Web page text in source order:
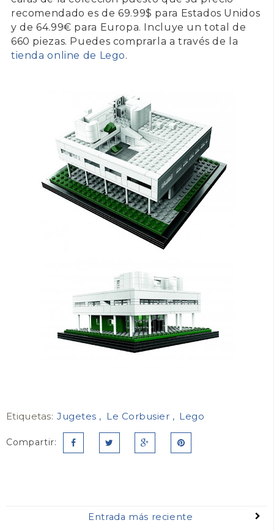
recomendado es de 69.99$ para Estados Unidos
y de 64.99€ para Europa. Incluye un total de
660 piezas. Puedes comprarla a través de la
tienda online de Lego.
Etiquetas: Jugetes Le Corbusier Lego
Compartir:
Entrada más reciente